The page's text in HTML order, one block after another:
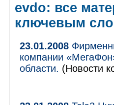
evdo: все
ключевым
23.01.2008
компании
области. (Новости